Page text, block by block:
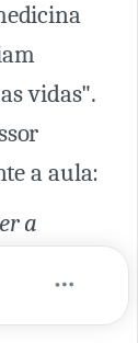
vidas".
a aula:
a
de